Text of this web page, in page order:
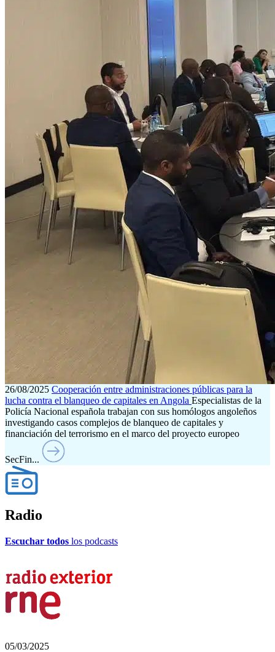
26/08/2025 Cooperación entre administraciones públicas para la
lucha contra el blanqueo de capitales en Angola Especialistas de la
Policía Nacional española trabajan con sus homólogos angoleños
investigando casos complejos de blanqueo de capitales y
financiación del terrorismo en el marco del proyecto europeo
SecFin...
Radio
Escuchar todos los podcasts
05/03/2025